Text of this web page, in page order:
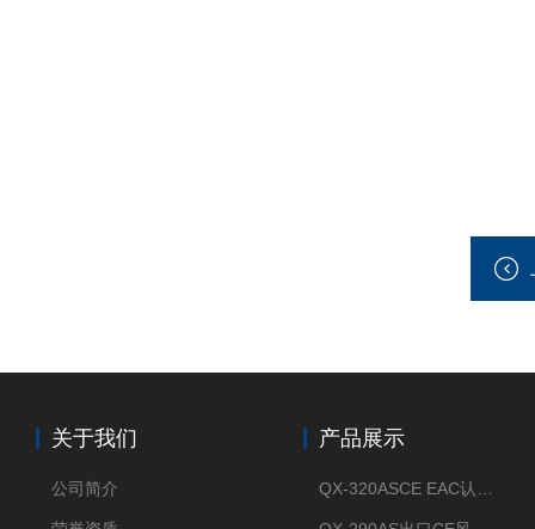
关于我们
公司简介
产品展示